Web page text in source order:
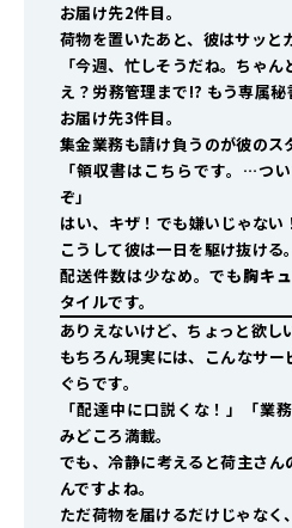
お届け先2件目。
荷物を置いたあと、彼はサッと
「今週、忙しそうだね。ちゃん
――え？労務管理まで!? もう専属
お届け先3件目。
集金業務も請け負うのが彼のス
「領収書はこちらです。…つ
ぞ」
――はい、キザ！でも嫌いじゃない！
こうして彼は一日を駆け抜ける。
配送件数は少なめ。でも胸キ
タイルです。
ありえないけど、ちょっと欲し
もちろん現実には、こんなサ
ぐらです。
「配達中に口説くな！」「業
みどころ満載。
でも、冷静に考えると荷主さん
んですよね。
ただ荷物を届けるだけじゃなく、